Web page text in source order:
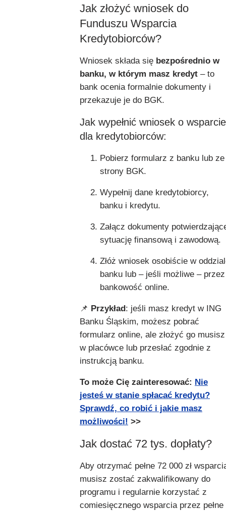
Jak złożyć wniosek do
Funduszu Wsparcia
Kredytobiorców?
Wniosek składa się bezpośrednio w
banku, w którym masz kredyt – to
bank ocenia formalnie dokumenty i
przekazuje je do BGK.
Jak wypełnić wniosek o wsparcie
dla kredytobiorców:
Pobierz formularz z banku lub ze
strony BGK.
Wypełnij dane kredytobiorcy,
banku i kredytu.
Załącz dokumenty
sytuację finansową i zawodową.
Złóż wniosek osobiście w
banku lub – jeśli możliwe – przez
bankowość online.
📌 Przykład: jeśli masz kredyt w ING
Banku Śląskim, możesz pobrać
formularz online, ale złożyć go musisz
w placówce lub przesłać zgodnie z
instrukcją banku.
To może Cię zainteresować: Nie
jesteś w stanie spłacać kredytu?
Sprawdź, co robić i jakie masz
możliwości! >>
Jak dostać 72 tys. dopłaty?
Aby otrzymać pełne 72 000 zł
musisz zostać zakwalifikowany do
programu i regularnie korzystać z
comiesięcznego wsparcia przez pełne